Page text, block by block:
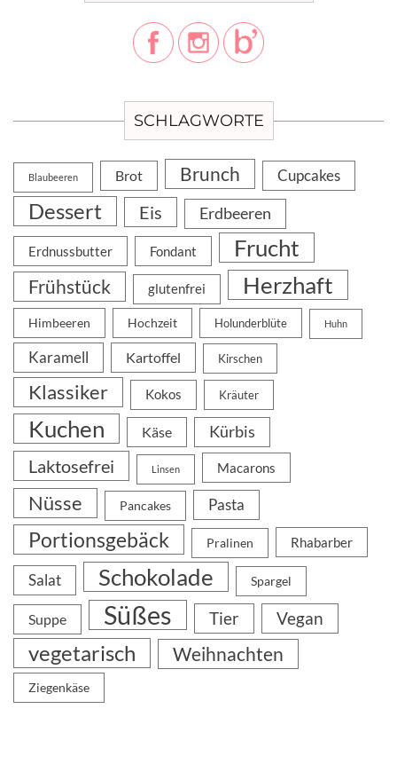
SCHLAGWORTE
Blaubeeren Brot Brunch Cupcakes
Dessert Eis Erdbeeren
Erdnussbutter Fondant Frucht
Frühstück glutenfrei Herzhaft
Himbeeren Hochzeit Holunderblüte Huhn
Karamell Kartoffel Kirschen
Klassiker Kokos Kräuter
Kuchen Käse Kürbis
Laktosefrei Linsen Macarons
Nüsse Pancakes Pasta
Portionsgebäck Pralinen Rhabarber
Salat Schokolade Spargel
Suppe Süßes Tier Vegan
vegetarisch Weihnachten
Ziegenkäse